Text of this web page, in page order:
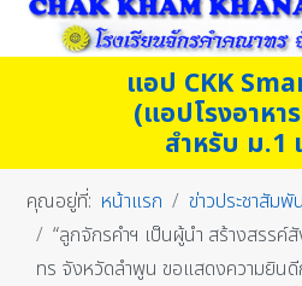
แอป CKK
(แอปโรงอาหา
สำหรับ ม.1
คุณอยู่ที่: หน้าแรก ข่าวประชาสัมพั
“ลูกจักรคำฯ เป็นผู้นำ สร้างสรรค์
ทร จังหวัดลำพูน ขอแสดงความยินดี